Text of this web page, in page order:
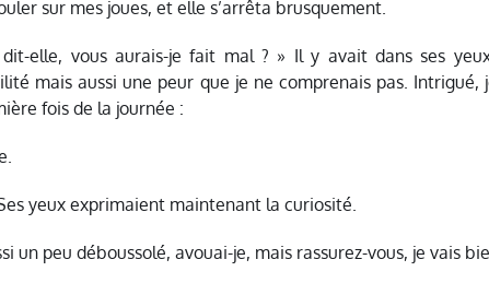
sur mes joues, et elle s’arrêta brusquement.
elle, vous aurais-je fait mal ? » Il y avait dans ses
mais aussi une peur que je ne comprenais pas. Intrigué,
fois de la journée :
yeux exprimaient maintenant la curiosité.
un peu déboussolé, avouai-je, mais rassurez-vous, je vais